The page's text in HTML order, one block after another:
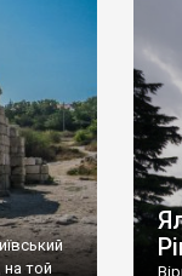
та
на той